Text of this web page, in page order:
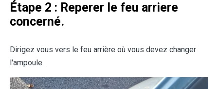
Étape 2 : Reperer le feu arriere
concerné.
Dirigez vous vers le feu arrière où vous devez changer
l'ampoule.